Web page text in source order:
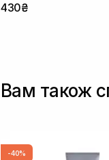
430₴
Вам також
-40%